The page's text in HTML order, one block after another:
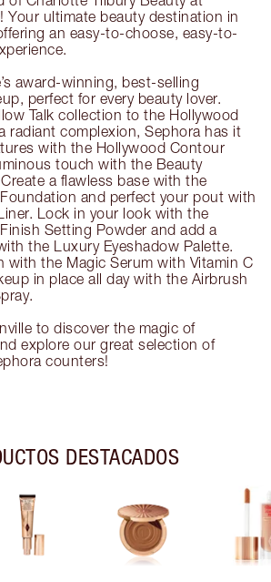
Your ultimate beauty destination in
an easy-to-choose, easy-to-
award-winning, best-selling
perfect for every beauty lover.
Talk collection to the Hollywood
radiant complexion, Sephora has it
with the Hollywood Contour
touch with the Beauty
a flawless base with the
and perfect your pout with
Lock in your look with the
Setting Powder and add a
the Luxury Eyeshadow Palette.
with the Magic Serum with Vitamin C
in place all day with the Airbrush
to discover the magic of
explore our great selection of
counters!
DESTACADOS